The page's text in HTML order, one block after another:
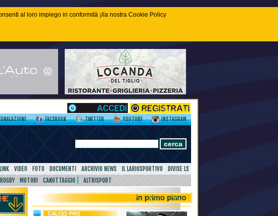
al loro impiego in conformità ¡lla nostra Cookie Policy
FACEBOOK TWITTER YOUTUBE INSTAGRAM
LINK VIDEO FOTO DOCUMENTI ARCHIVIO NEWS IL LARIOSPORTIVO
DIVISE LS
RUGBY MOTORI CANOTTAGGIO ALTRISPORT